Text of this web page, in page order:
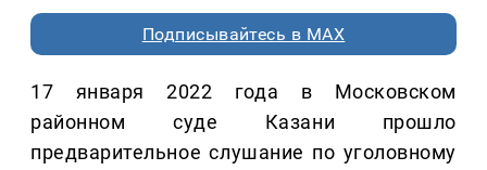
Подписывайтесь в MAX
17 января 2022 года в Московском
районном суде Казани прошло
предварительное слушание по уголовному